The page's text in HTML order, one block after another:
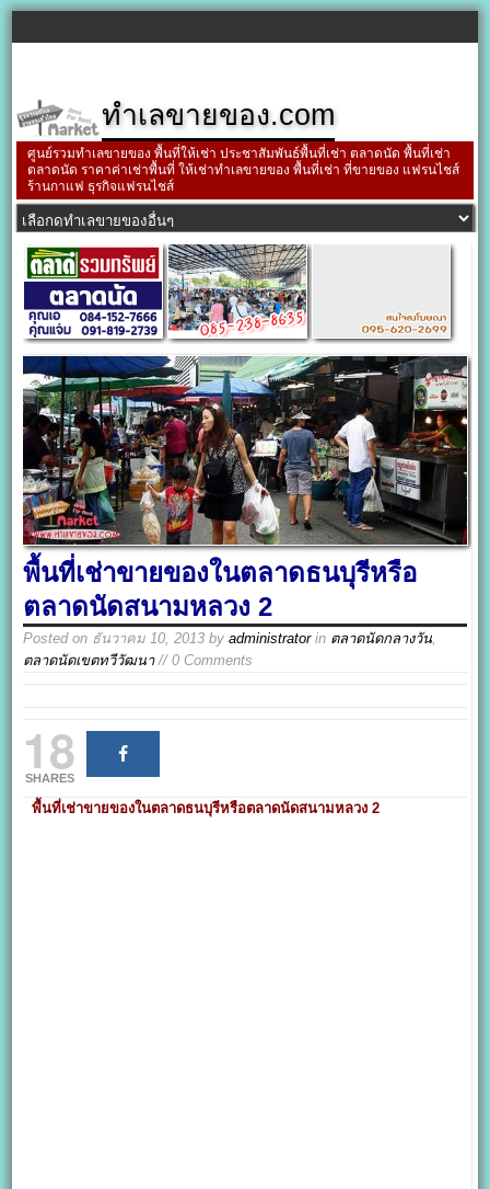
ทำเลขายของ.com
ศูนย์รวมทำเลขายของ พื้นที่ให้เช่า ประชาสัมพันธ์พื้นที่เช่า ตลาดนัด พื้นที่เช่า
ตลาดนัด ราคาค่าเช่าพื้นที่ ให้เช่าทำเลขายของ พื้นที่เช่า ที่ขายของ แฟรนไชส์
ร้านกาแฟ ธุรกิจแฟรนไชส์
พื้นที่เช่าขายของในตลาดธนบุรีหรือ
ตลาดนัดสนามหลวง 2
Posted on ธันวาคม 10, 2013 byadministratorin ตลาดนัดกลางวัน,
ตลาดนัดเขตทวีวัฒนา// 0 Comments
18
SHARES
พื้นที่เช่าขายของในตลาดธนบุรีหรือตลาดนัดสนามหลวง 2